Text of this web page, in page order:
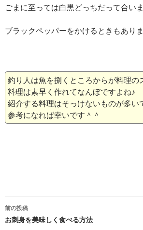
ごまに至っては白黒どっちだって合いま
ブラックペッパーをかけるときもありま
釣り人は魚を捌くところからが料理の
料理は素早く作れてなんぼですよね♪
紹介する料理はそっけないものが多い
参考になれば幸いです＾＾
投
稿
前の投稿
お刺身を美味しく食べる方法